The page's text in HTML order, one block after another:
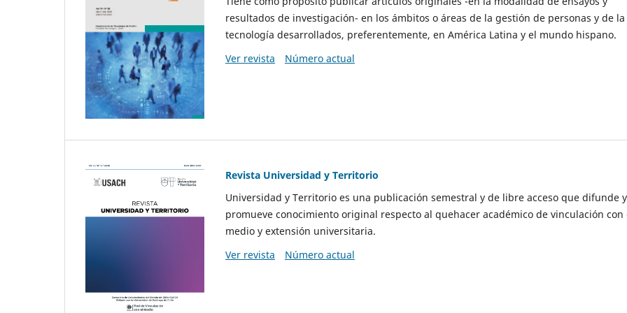
resultados de investigación- en los ámbitos o áreas de la gestión de personas y de la
tecnología desarrollados, preferentemente, en América Latina y el mundo hispano.
Ver revista
Número actual
Revista Universidad y Territorio
Universidad y Territorio es una publicación semestral y de libre acceso que difunde y
promueve conocimiento original respecto al quehacer académico de vinculación con
medio y extensión universitaria.
Ver revista
Número actual